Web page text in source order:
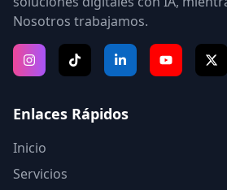
Nosotros trabajamos.
Enlaces Rápidos
Inicio
Servicios